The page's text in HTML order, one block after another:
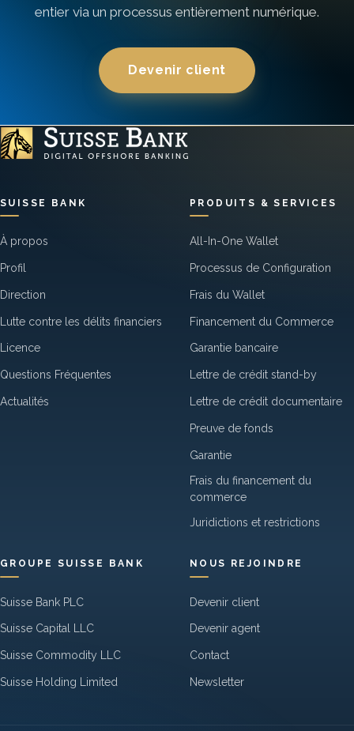
entier via un processus entièrement numérique.
Devenir client
SUISSE BANK
À propos
Profil
Direction
Lutte contre les délits financiers
Licence
Questions Fréquentes
Actualités
PRODUITS & SERVICES
All-In-One Wallet
Processus de Configuration
Frais du Wallet
Financement du Commerce
Garantie bancaire
Lettre de crédit stand-by
Lettre de crédit documentaire
Preuve de fonds
Garantie
Frais du financement du
commerce
Juridictions et restrictions
GROUPE SUISSE BANK
Suisse Bank PLC
Suisse Capital LLC
Suisse Commodity LLC
Suisse Holding Limited
NOUS REJOINDRE
Devenir client
Devenir agent
Contact
Newsletter